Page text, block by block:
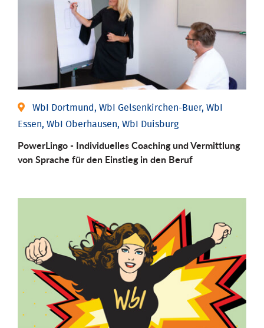
WbI Dortmund, WbI Gelsenkirchen-Buer, WbI
Essen, WbI Oberhausen, WbI Duisburg
PowerLingo - Individuelles Coaching und Vermittlung
von Sprache für den Einstieg in den Beruf